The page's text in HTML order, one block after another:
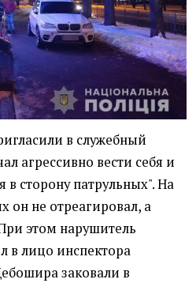
в служебный
агрессивно вести себя и
в сторону патрульных". На
он не отреагировал, а
этом нарушитель
в лицо инспектора
заковали в